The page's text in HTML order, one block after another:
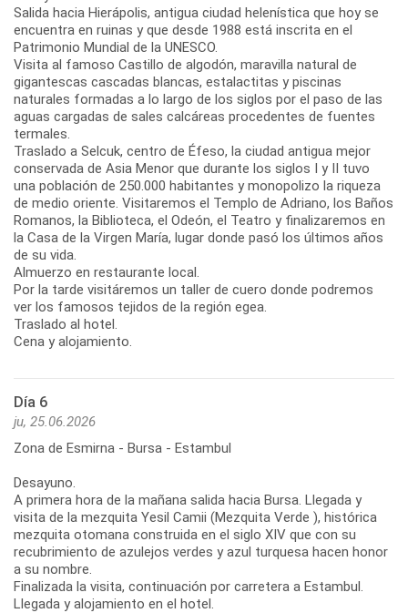
Salida hacia Hierápolis, antigua ciudad helenística que hoy se
encuentra en ruinas y que desde 1988 está inscrita en el
Patrimonio Mundial de la UNESCO.
Visita al famoso Castillo de algodón, maravilla natural de
gigantescas cascadas blancas, estalactitas y piscinas
naturales formadas a lo largo de los siglos por el paso de las
aguas cargadas de sales calcáreas procedentes de fuentes
termales.
Traslado a Selcuk, centro de Éfeso, la ciudad antigua mejor
conservada de Asia Menor que durante los siglos I y II tuvo
una población de 250.000 habitantes y monopolizo la riqueza
de medio oriente. Visitaremos el Templo de Adriano, los Baños
Romanos, la Biblioteca, el Odeón, el Teatro y finalizaremos en
la Casa de la Virgen María, lugar donde pasó los últimos años
de su vida.
Almuerzo en restaurante local.
Por la tarde visitáremos un taller de cuero donde podremos
ver los famosos tejidos de la región egea.
Traslado al hotel.
Cena y alojamiento.
Día 6
ju, 25.06.2026
Zona de Esmirna - Bursa - Estambul
Desayuno.
A primera hora de la mañana salida hacia Bursa. Llegada y
visita de la mezquita Yesil Camii (Mezquita Verde ), histórica
mezquita otomana construida en el siglo XIV que con su
recubrimiento de azulejos verdes y azul turquesa hacen honor
a su nombre.
Finalizada la visita, continuación por carretera a Estambul.
Llegada y alojamiento en el hotel.